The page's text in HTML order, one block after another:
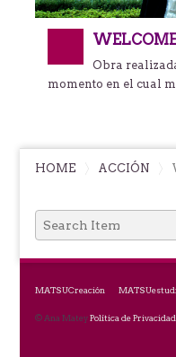
Obra
momento en el cual
HOME ACCIÓN
SEARCH
FOR:
MATSUCreación
© Ana MateyPolítica de Privacidad